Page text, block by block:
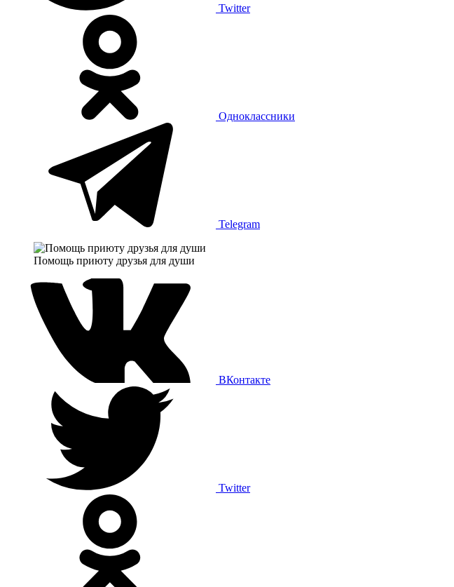
Twitter
Одноклассники
Telegram
Помощь приюту друзья для души
ВКонтакте
Twitter